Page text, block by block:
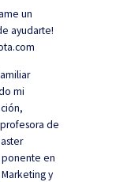
un
ayudarte!
mi
de
ponente en
y